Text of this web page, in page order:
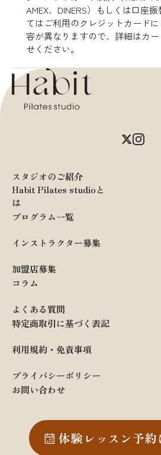
AMEX、DINERS）もしくは口座
てはご利用のクレジットカード
容が異なりますので、詳細はカ
せください。
スタジオのご紹介
Habit Pilates studioと
は
プログラム一覧
インストラクター募集
加盟店募集
コラム
よくある質問
特定商取引に基づく表記
利用規約・免責事項
プライバシーポリシー
お問い合わせ
体験レッスン予約